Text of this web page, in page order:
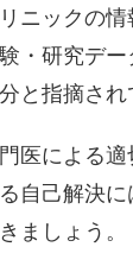
ニックの
・研究デ
と指摘され
医による
自己解決
ましょう。